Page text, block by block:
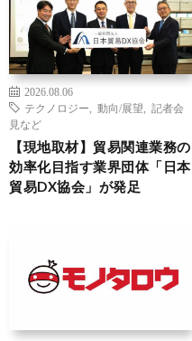
2026.08.06
テクノロジー
動向/展望
記者会
見など
【現地取材】貿易関連業務の
効率化目指す業界団体「日本
貿易DX協会」が発足